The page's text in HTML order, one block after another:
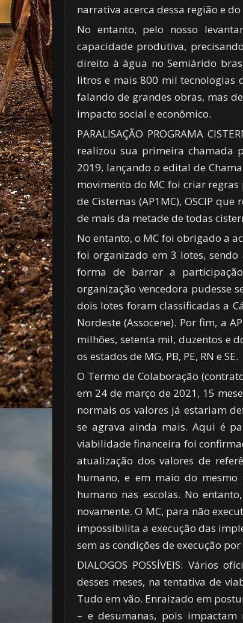
narrativa acerca dessa região e do
No entanto, pelo nosso
capacidade produtiva,
direito à água no Semiárido
litros e mais 800 mil tecnologias
falando de grandes obras, mas
impacto social e econômico.
PARALISAÇÃO PROGRAMA
realizou sua primeira chamada
2019, lançando o edital de
movimento do MC foi criar
de Cisternas (AP1MC), OSCIP
de mais da metade de todas
No entanto, o MC foi obrigado a
foi organizado em 3 lotes,
forma de barrar a
organização vencedora pudesse
dois lotes foram classificadas a
Nordeste (Assocene). Por fim, a
milhões, setenta mil, duzentos e
os estados de MG, PB, PE, RN e SE.
O Termo de Colaboração
em 24 de março de 2021, 15
normais os valores já estariam
se agrava ainda mais. Aqui é
viabilidade financeira foi
atualização dos valores de
humano, e em maio do
humano nas escolas. No
novamente. O MC, para não
impossibilita a execução das
sem as condições de execução
DIALOGOS POSSÍVEIS: Vários
desses meses, na tentativa de
Tudo em vão. Enraizado em
– e desumanas, pois